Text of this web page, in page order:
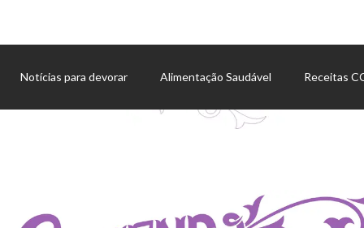
Notícias para devorar Alimentação Saudável Receitas